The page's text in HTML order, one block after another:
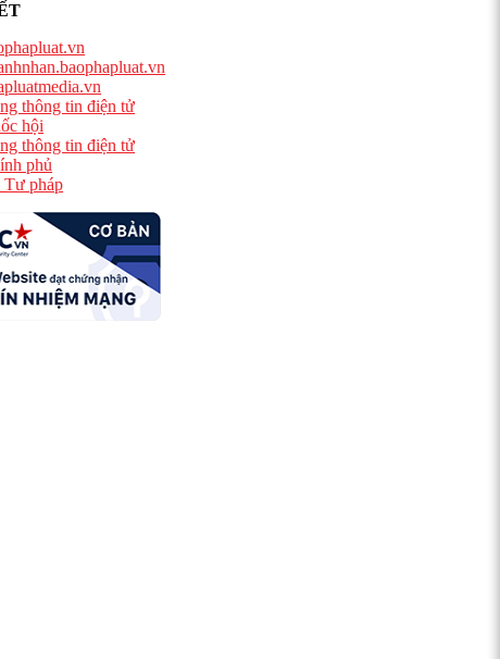
thông tin điện tử
hội
thông tin điện tử
phủ
Tư pháp